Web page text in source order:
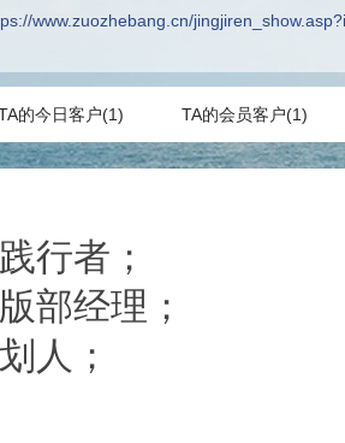
www.zuozhebang.cn/
的今日客户(1) TA的会员客户(1)
行者；
部经理；
人；